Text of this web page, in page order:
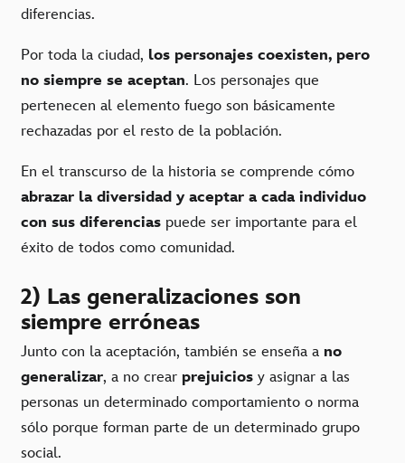
diferencias.
Por toda la ciudad, los personajes coexisten, pero
no siempre se aceptan. Los personajes que
pertenecen al elemento fuego son básicamente
rechazadas por el resto de la población.
En el transcurso de la historia se comprende cómo
abrazar la diversidad y aceptar a cada individuo
con sus diferencias puede ser importante para el
éxito de todos como comunidad.
2) Las generalizaciones son
siempre erróneas
Junto con la aceptación, también se enseña a no
generalizar, a no crear prejuicios y asignar a las
personas un determinado comportamiento o norma
sólo porque forman parte de un determinado grupo
social.